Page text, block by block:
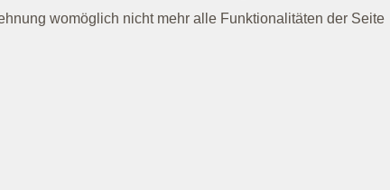
womöglich nicht mehr alle Funktionalitäten der Seite